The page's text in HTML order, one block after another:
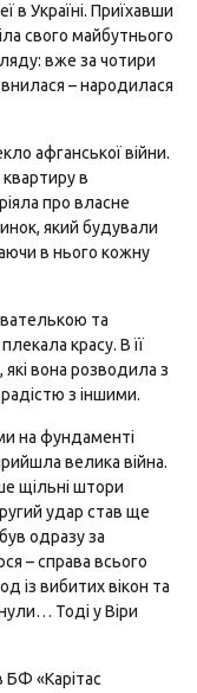
в Україні. Приїхавши
свого майбутнього
вже за чотири
– народилася
афганської війни.
в
про власне
який будували
в нього кожну
та
красу. В її
які вона розводила з
з іншими.
на фундаменті
велика війна.
щільні штори
удар став ще
одразу за
– справа всього
із вибитих вікон та
Тоді у Віри
БФ «Карітас